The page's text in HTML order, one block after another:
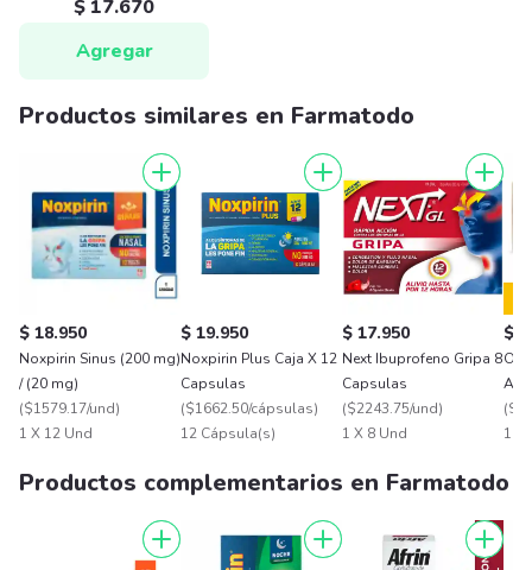
$ 17.670
Agregar
Productos similares en Farmatodo
$ 18.950
Noxpirin Sinus (200 mg)
/ (20 mg)
($1579.17/und)
1 X 12 Und
$ 19.950
Noxpirin Plus Caja X 12
Capsulas
($1662.50/cápsulas)
12 Cápsula(s)
$ 17.950
Next Ibuprofeno Gripa 8
Capsulas
($2243.75/und)
1 X 8 Und
$
(
1 X
Productos complementarios en Farmatodo